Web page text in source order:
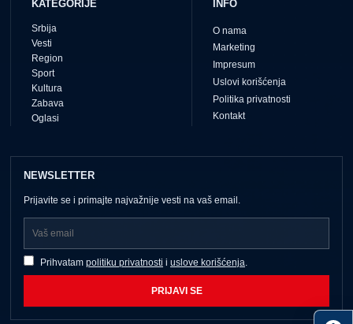
KATEGORIJE
Srbija
Vesti
Region
Sport
Kultura
Zabava
Oglasi
INFO
O nama
Marketing
Impresum
Uslovi korišćenja
Politika privatnosti
Kontakt
NEWSLETTER
Prijavite se i primajte najvažnije vesti na vaš email.
Prihvatam politiku privatnosti i uslove korišćenja.
PRIJAVI SE